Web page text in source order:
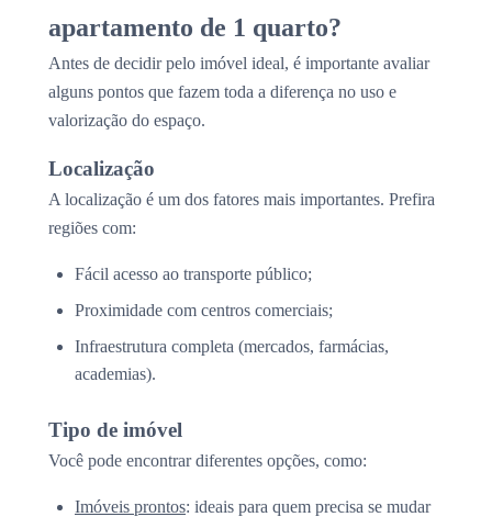
apartamento de 1 quarto?
Antes de decidir pelo imóvel ideal, é importante avaliar
alguns pontos que fazem toda a diferença no uso e
valorização do espaço.
Localização
A localização é um dos fatores mais importantes. Prefira
regiões com:
Fácil acesso ao transporte público;
Proximidade com centros comerciais;
Infraestrutura completa (mercados, farmácias,
academias).
Tipo de imóvel
Você pode encontrar diferentes opções, como:
Imóveis prontos: ideais para quem precisa se mudar